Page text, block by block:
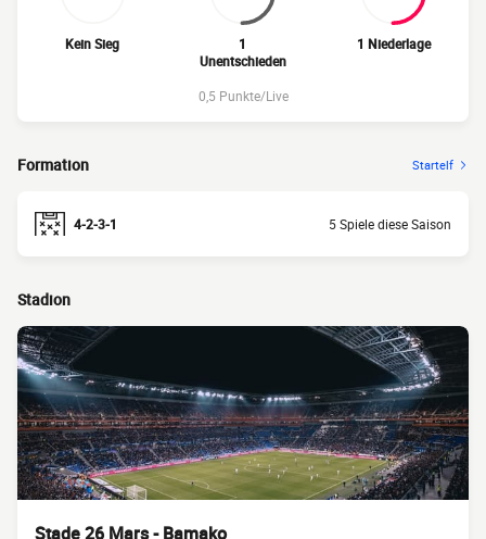
Kein Sieg
1
Unentschieden
1 Niederlage
0,5 Punkte/Live
Formation Startelf
4-2-3-1 5 Spiele diese Saison
Stadion
Stade 26 Mars - Bamako